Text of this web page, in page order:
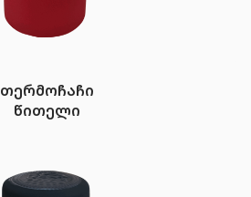
თერმოჩაჩი
წითელი